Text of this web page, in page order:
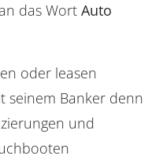
das Wort Auto
oder leasen
seinem Banker denn
und